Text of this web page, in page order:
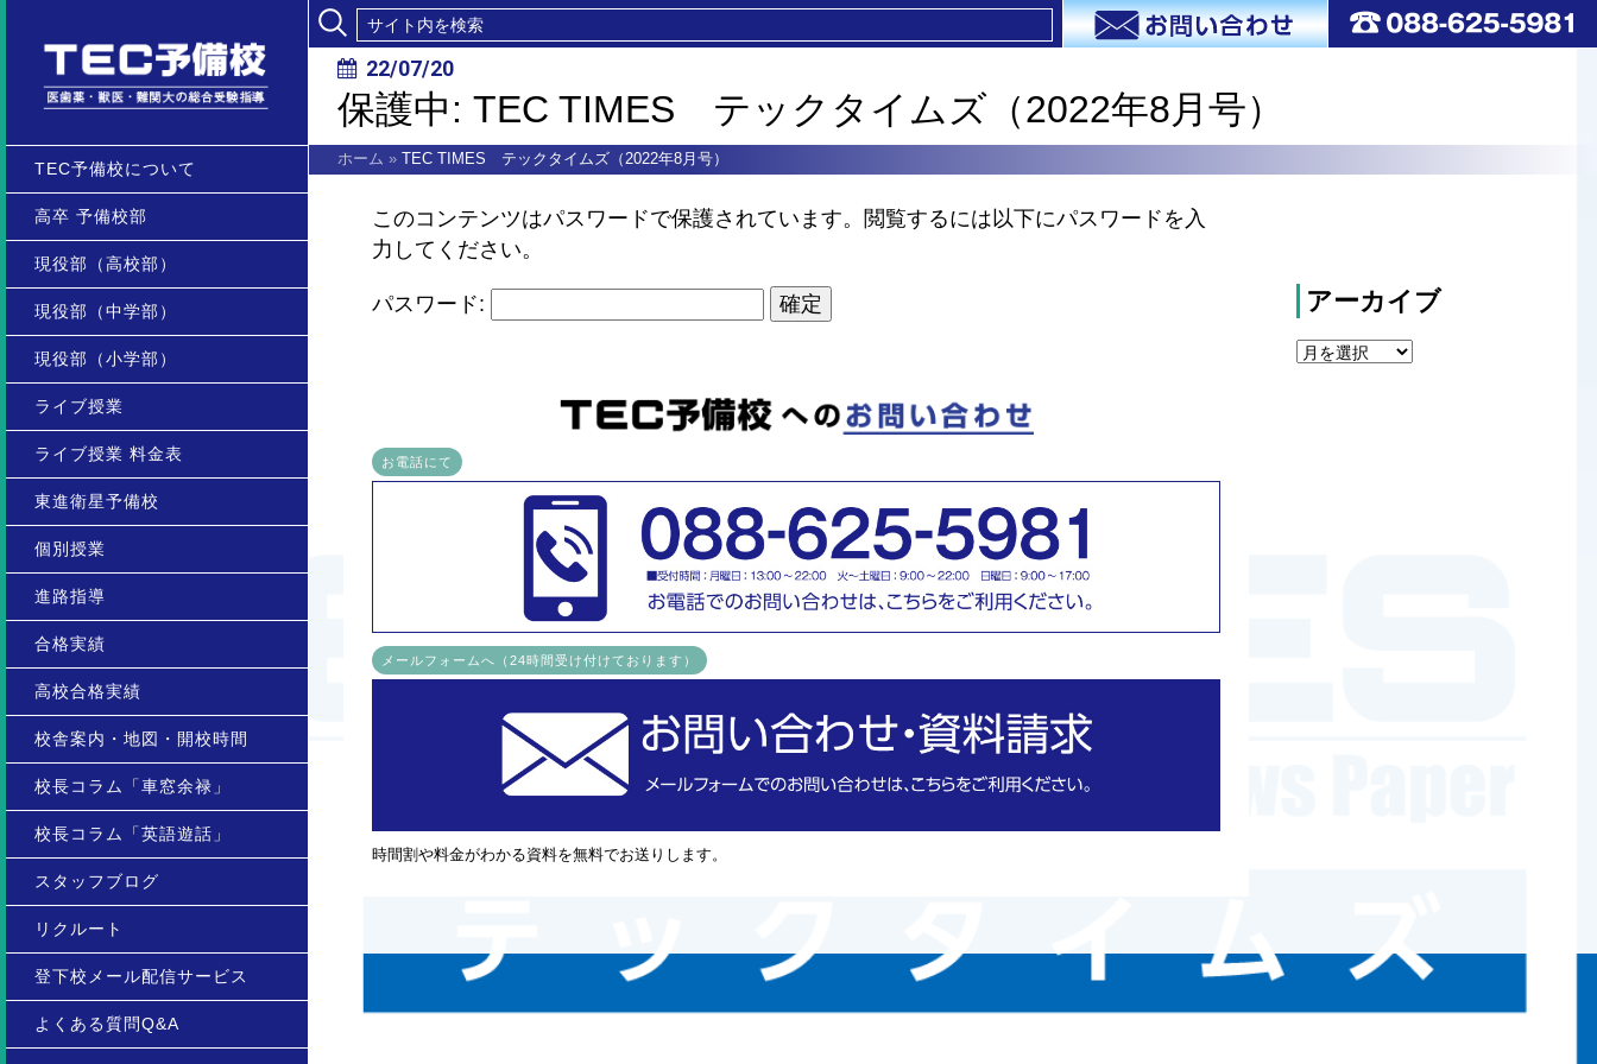
TEC予備校について
高卒 予備校部
現役部（高校部）
現役部（中学部）
現役部（小学部）
ライブ授業
ライブ授業 料金表
東進衛星予備校
個別授業
進路指導
合格実績
高校合格実績
校舎案内・地図・開校時間
校長コラム「車窓余禄」
校長コラム「英語遊話」
スタッフブログ
リクルート
登下校メール配信サービス
よくある質問Q&A
22/07/20
保護中: TEC TIMES テックタイムズ（2022年8月号）
ホーム » TEC TIMES テックタイムズ（2022年8月号）
アーカイブ
ア
このコンテンツはパスワードで保護されています。閲覧するには以下にパスワードを入
力してください。
パスワード:
お電話にて
メールフォームへ（24時間受け付けております）
時間割や料金がわかる資料を無料でお送りします。